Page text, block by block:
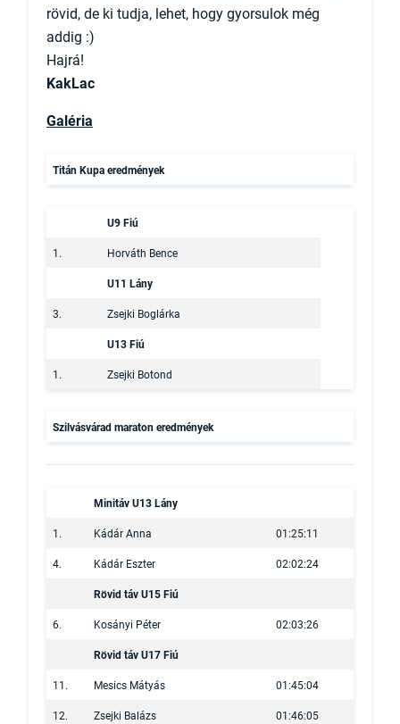
rövid, de ki tudja, lehet, hogy gyorsulok még
addig :)
KakLac
Galéria
Titán Kupa eredmények
U9 Fiú
1. Horváth Bence
U11 Lány
3. Zsejki Boglárka
U13 Fiú
1. Zsejki Botond
Szilvásvárad maraton eredmények
Minitáv U13 Lány
1. Kádár Anna 01:25:11
4. Kádár Eszter 02:02:24
Rövid táv U15 Fiú
6. Kosányi Péter 02:03:26
Rövid táv U17 Fiú
11. Mesics Mátyás 01:45:04
12. Zsejki Balázs 01:46:05